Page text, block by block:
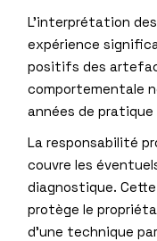
L’interprétation
expérience
positifs des
comportementale
années de
La responsabilité
couvre les
diagnostique.
protège le
d’une technique